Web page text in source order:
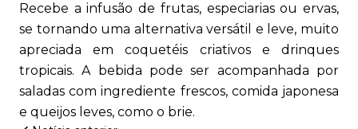
Recebe a infusão de frutas, especiarias ou ervas,
se tornando uma alternativa versátil e leve, muito
apreciada em coquetéis criativos e drinques
tropicais. A bebida pode ser acompanhada por
saladas com ingrediente frescos, comida japonesa
e queijos leves, como o brie.